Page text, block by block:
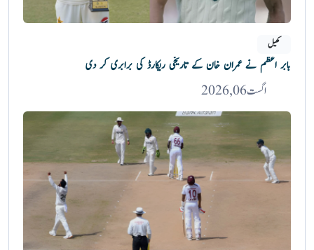
کھیل
بابر اعظم نے عمران خان کے تاریخی ریکارڈ کی برابری کر دی
اگست 06, 2026